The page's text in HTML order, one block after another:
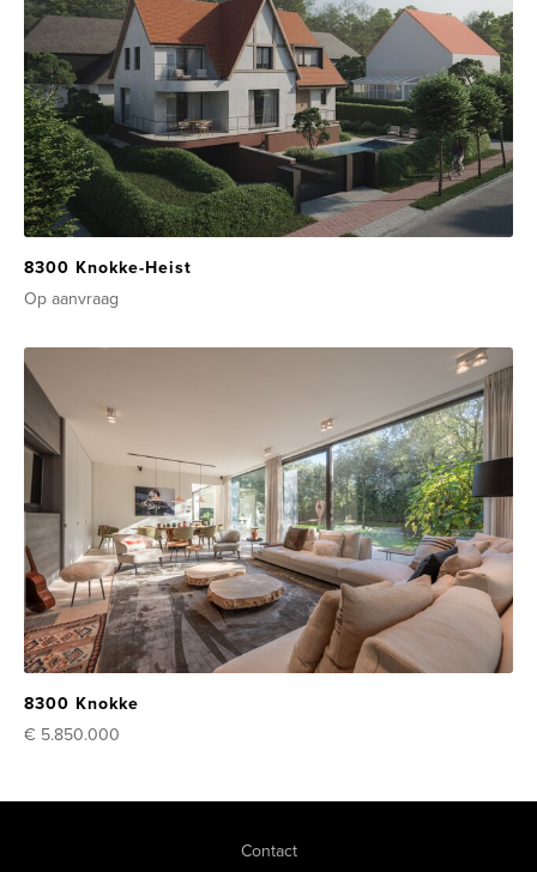
8300 Knokke-Heist
Op aanvraag
8300 Knokke
€ 5.850.000
Contact